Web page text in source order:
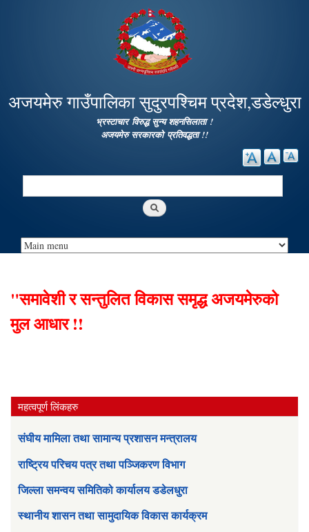
main
content
अजयमेरु गाउँपालिका सुदुरपश्चिम प्रदेश,डडेल्धुरा
भ्रस्टाचार विरुद्ध सुन्य शहनसिलाता !
अजयमेरु सरकारको प्रतिवद्धता !!
Search
"समावेशी र सन्तुलित विकास समृद्ध अजयमेरुको
मुल आधार !!
महत्वपूर्ण लिंकहरु
संघीय मामिला तथा सामान्य प्रशासन मन्त्रालय
राष्ट्रिय परिचय पत्र तथा पञ्जिकरण विभाग
जिल्ला समन्वय समितिको कार्यालय डडेलधुरा
स्थानीय शासन तथा सामुदायिक विकास कार्यक्रम